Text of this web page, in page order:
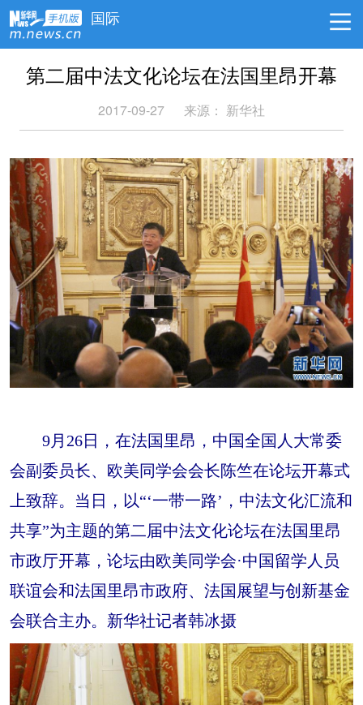
国际
第二届中法文化论坛在法国里昂开幕
2017-09-27 来源： 新华社
9月26日，在法国里昂，中国全国人大常委
会副委员长、欧美同学会会长陈竺在论坛开幕式
上致辞。当日，以“‘一带一路’，中法文化汇流和
共享”为主题的第二届中法文化论坛在法国里昂
市政厅开幕，论坛由欧美同学会·中国留学人员
联谊会和法国里昂市政府、法国展望与创新基金
会联合主办。新华社记者韩冰摄